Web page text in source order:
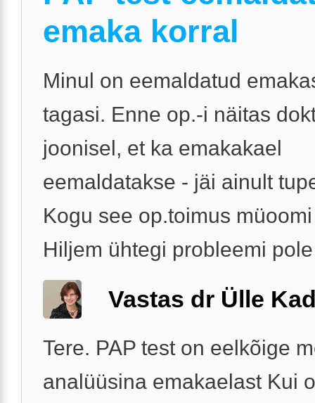
emaka korral
Minul on eemaldatud
tagasi. Enne op.-i näitas
joonisel, et ka emakakael
eemaldatakse - jäi ainult
Kogu see op.toimus
Hiljem ühtegi probleemi
Vastas dr Ülle
Tere. PAP test on eelkõige
analüüsina emakaelast Kui